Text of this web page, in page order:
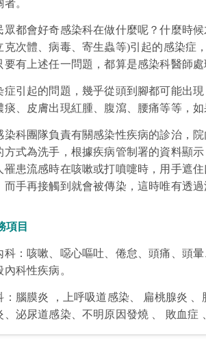
者。
眾都會好奇感染科在做什麼呢？什麼時
克次體、病毒、寄生蟲等)引起的感染症
要有上述任一問題，都算是感染科醫師處
症引起的問題，幾乎從頭到腳都可能出
痰、皮膚出現紅腫、腹瀉、腰痛等等，
染科團隊負責有關感染性疾病的診治，
方式為洗手，根據疾病管制署的資料顯
罹患流感時在咳嗽或打噴嚏時，用手遮
而手再接觸到就會被傳染，這時唯有透
項目
科：咳嗽、噁心嘔吐、倦怠、頭痛、頭
內科性疾病。
：腦膜炎 ，上呼吸道感染、 扁桃腺炎
、泌尿道感染、不明原因發燒
敗血症